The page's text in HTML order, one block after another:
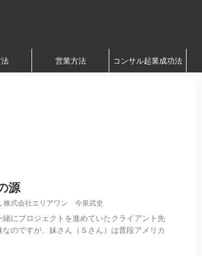
営業方法 コンサル起業成功法
源
, 株式会社エリアワン 今泉武史
にプロジェクトを進めていたクライアント先
のですが、妹さん（Ｓさん）は普段アメリカ